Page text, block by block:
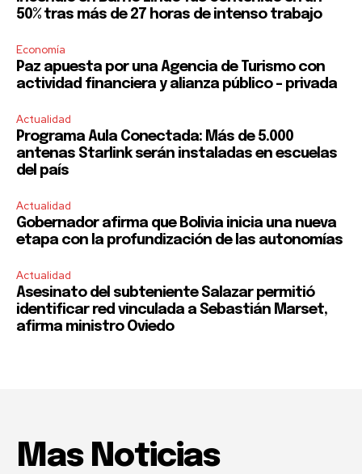
50% tras más de 27 horas de intenso trabajo
Economía
Paz apuesta por una Agencia de Turismo con
actividad financiera y alianza público – privada
Actualidad
Programa Aula Conectada: Más de 5.000
antenas Starlink serán instaladas en escuelas
del país
Actualidad
Gobernador afirma que Bolivia inicia una nueva
etapa con la profundización de las autonomías
Actualidad
Asesinato del subteniente Salazar permitió
identificar red vinculada a Sebastián Marset,
afirma ministro Oviedo
Mas Noticias